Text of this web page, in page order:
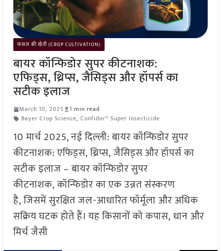
फसल की खेती (CROP CULTIVATION)
बायर कॉन्फिडोर सुपर कीटनाशक:
एफिड्स, थ्रिप्स, जैसिड्स और हॉपर्स का
सटीक इलाज
March 10, 2025
1 min read
Bayer Crop Science, Confidor® Super Insecticide
10 मार्च 2025, नई दिल्ली: बायर कॉन्फिडोर सुपर
कीटनाशक: एफिड्स, थ्रिप्स, जैसिड्स और हॉपर्स का
सटीक इलाज – बायर कॉन्फिडोर सुपर
कीटनाशक, कॉन्फिडोर का एक उन्नत संस्करण
है, जिसमें सुरक्षित जल-आधारित फॉर्मूला और अधिक
सक्रिय घटक होते हैं। यह किसानों को कपास, धान और
मिर्च जैसी